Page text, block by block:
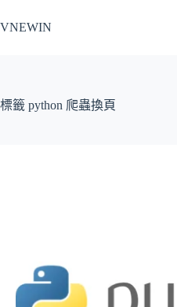
至
容
VNEWIN
標籤 python 爬蟲換頁